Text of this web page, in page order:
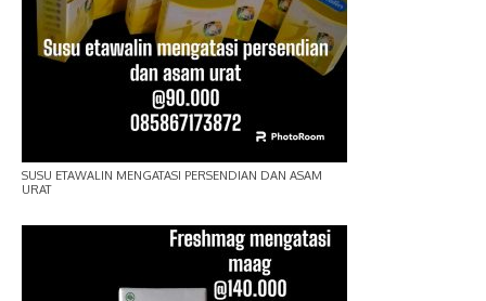
SUSU ETAWALIN MENGATASI PERSENDIAN DAN ASAM
URAT